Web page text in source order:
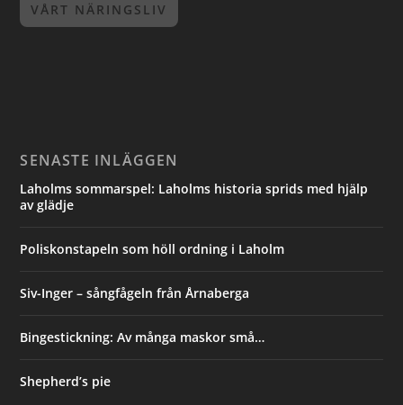
VÅRT NÄRINGSLIV
SENASTE INLÄGGEN
Laholms sommarspel: Laholms historia sprids med hjälp
av glädje
Poliskonstapeln som höll ordning i Laholm
Siv-Inger – sångfågeln från Årnaberga
Bingestickning: Av många maskor små…
Shepherd’s pie